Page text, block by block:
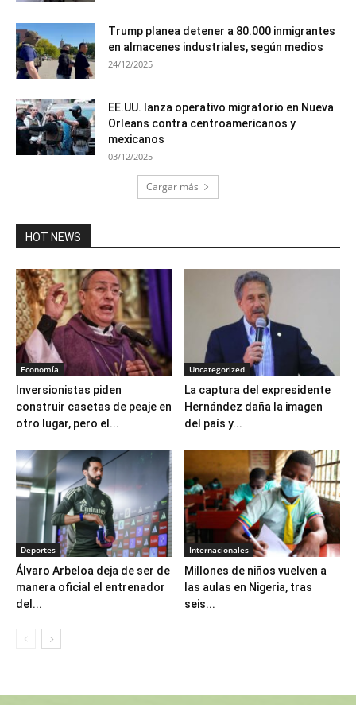
Trump planea detener a 80.000 inmigrantes
en almacenes industriales, según medios
24/12/2025
EE.UU. lanza operativo migratorio en Nueva
Orleans contra centroamericanos y
mexicanos
03/12/2025
Cargar más
HOT NEWS
Economía
Inversionistas piden
construir casetas de peaje en
otro lugar, pero el...
Uncategorized
La captura del expresidente
Hernández daña la imagen
del país y...
Deportes
Álvaro Arbeloa deja de ser de
manera oficial el entrenador
del...
Internacionales
Millones de niños vuelven a
las aulas en Nigeria, tras
seis...